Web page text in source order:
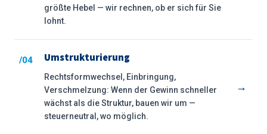
größte Hebel — wir rechnen, ob er sich für Sie
lohnt.
/04 Umstrukturierung
Rechtsformwechsel, Einbringung,
Verschmelzung: Wenn der Gewinn schneller
wächst als die Struktur, bauen wir um —
steuerneutral, wo möglich.
→